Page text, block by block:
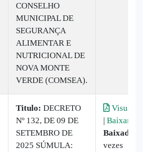
CONSELHO
MUNICIPAL DE
SEGURANÇA
ALIMENTAR E
NUTRICIONAL DE
NOVA MONTE
VERDE (COMSEA).
Titulo: DECRETO
Nº 132, DE 09 DE
SETEMBRO DE
2025 SÚMULA:
| Baixar
Baixado:
vezes